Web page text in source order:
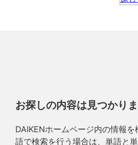
お探しの内容は見つかり
DAIKENホームページ内の情報
語で検索を行う場合は、単語と